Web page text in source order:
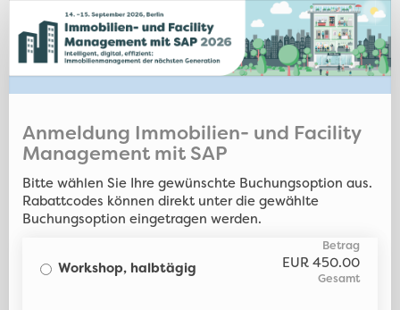
2. Immo 2026 Anmeldeseite -
Anmeldung Immobilien- und Facility
Management mit SAP
Bitte wählen Sie Ihre gewünschte Buchungsoption aus.
Rabattcodes können direkt unter die gewählte
Buchungsoption eingetragen werden.
Workshop, halbtägig EUR 450.00